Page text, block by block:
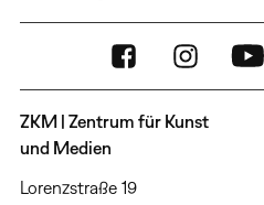
ZKM | Zentrum für Kunst
und Medien
Lorenzstraße 19